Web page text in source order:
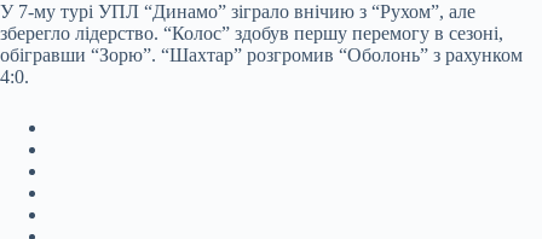
У 7-му турі УПЛ “Динамо” зіграло внічию з “Рухом”, але
зберегло лідерство. “Колос” здобув першу перемогу в сезоні,
обігравши “Зорю”. “Шахтар” розгромив “Оболонь” з рахунком
4:0.